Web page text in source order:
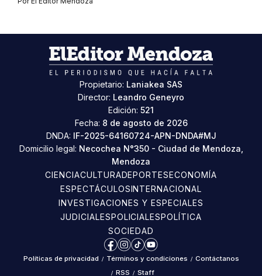
Propietario: Laniakea SAS
Director: Leandro Geneyro
Edición: 521
Fecha: 8 de agosto de 2026
DNDA: IF-2025-64160724-APN-DNDA#MJ
Domicilio legal: Necochea N°350 - Ciudad de Mendoza,
Mendoza
CIENCIACULTURADEPORTESECONOMÍA
ESPECTÁCULOSINTERNACIONAL
INVESTIGACIONES Y ESPECIALES
JUDICIALESPOLICIALESPOLÍTICA
SOCIEDAD
Facebook
Instagram
TikTokYouTube
Políticas de privacidad / Términos y condiciones / Contáctanos
/ RSS / Staff